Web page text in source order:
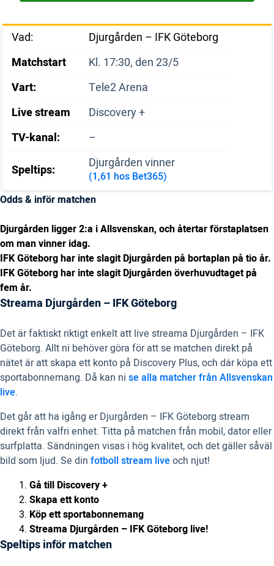
Vad:
Djurgården – IFK Göteborg
Matchstart
Kl. 17:30, den 23/5
Vart:
Tele2 Arena
Live stream
Discovery +
TV-kanal:
–
Speltips:
Djurgården vinner
(1,61 hos Bet365)
Odds & inför matchen
Djurgården ligger 2:a i Allsvenskan, och återtar förstaplatsen
om man vinner idag.
IFK Göteborg har inte slagit Djurgården på bortaplan på tio år.
IFK Göteborg har inte slagit Djurgården överhuvudtaget på
fem år.
Streama Djurgården – IFK Göteborg
Det är faktiskt riktigt enkelt att live streama Djurgården – IFK
Göteborg. Allt ni behöver göra för att se matchen direkt på
nätet är att skapa ett konto på Discovery Plus, och där köpa ett
sportabonnemang. Då kan ni se alla matcher från Allsvenskan
live.
Det går att ha igång er Djurgården – IFK Göteborg stream
direkt från valfri enhet. Titta på matchen från mobil, dator eller
surfplatta. Sändningen visas i hög kvalitet, och det gäller såväl
bild som ljud. Se din fotboll stream liveoch njut!
Gå till Discovery +
Skapa ett konto
Köp ett sportabonnemang
Streama Djurgården – IFK Göteborg live!
Speltips inför matchen